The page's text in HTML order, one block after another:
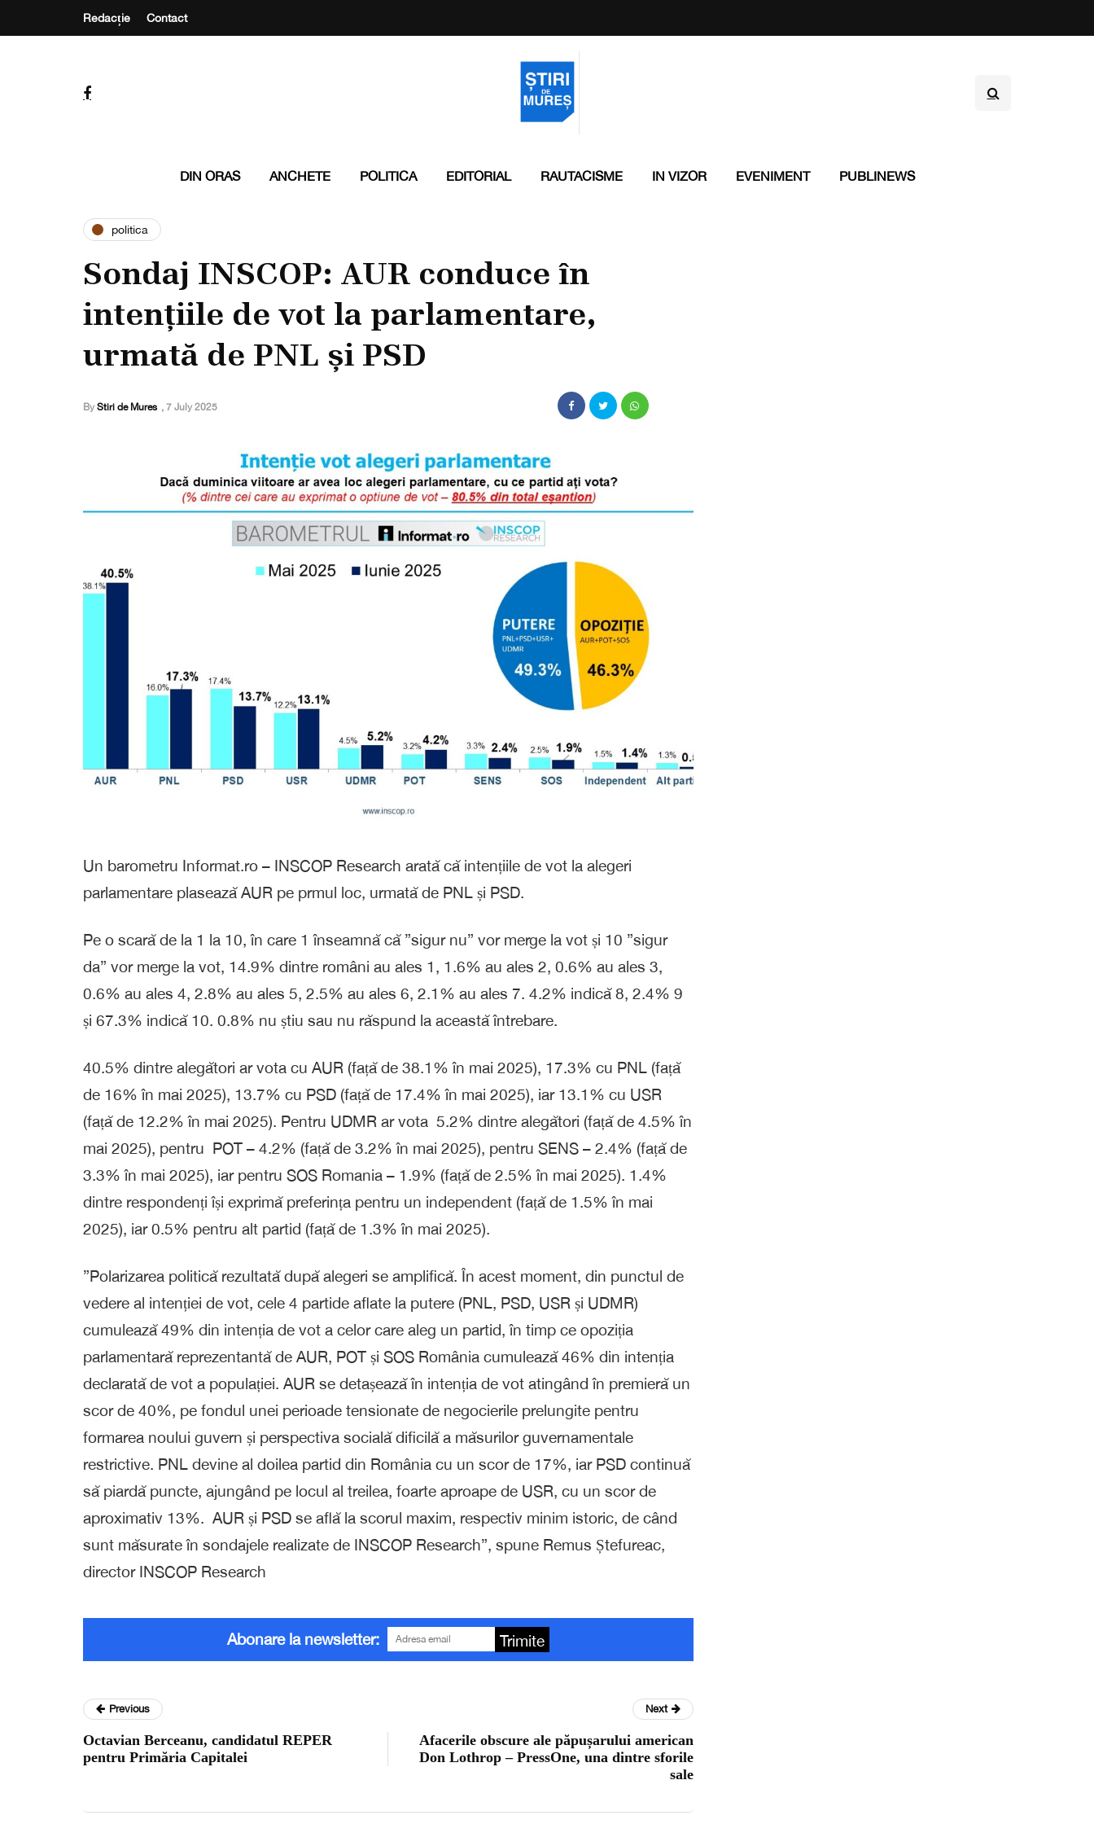
Redacție Contact
DIN ORAS ANCHETE POLITICA EDITORIAL RAUTACISME IN VIZOR EVENIMENT PUBLINEWS
politica
Sondaj INSCOP: AUR conduce în
intențiile de vot la parlamentare,
urmată de PNL și PSD
By Stiri de Mures , 7 July 2025
Un barometru Informat.ro – INSCOP Research arată că intențiile de vot la alegeri
parlamentare plasează AUR pe prmul loc, urmată de PNL și PSD.
Pe o scară de la 1 la 10, în care 1 înseamnă că ”sigur nu” vor merge la vot și 10 ”sigur
da” vor merge la vot, 14.9% dintre români au ales 1, 1.6% au ales 2, 0.6% au ales 3,
0.6% au ales 4, 2.8% au ales 5, 2.5% au ales 6, 2.1% au ales 7. 4.2% indică 8, 2.4% 9
și 67.3% indică 10. 0.8% nu știu sau nu răspund la această întrebare.
40.5% dintre alegători ar vota cu AUR (față de 38.1% în mai 2025), 17.3% cu PNL (față
de 16% în mai 2025), 13.7% cu PSD (față de 17.4% în mai 2025), iar 13.1% cu USR
(față de 12.2% în mai 2025). Pentru UDMR ar vota 5.2% dintre alegători (față de 4.5% în
mai 2025), pentru POT – 4.2% (față de 3.2% în mai 2025), pentru SENS – 2.4% (față de
3.3% în mai 2025), iar pentru SOS Romania – 1.9% (față de 2.5% în mai 2025). 1.4%
dintre respondenți își exprimă preferința pentru un independent (față de 1.5% în mai
2025), iar 0.5% pentru alt partid (față de 1.3% în mai 2025).
”Polarizarea politică rezultată după alegeri se amplifică. În acest moment, din punctul de
vedere al intenției de vot, cele 4 partide aflate la putere (PNL, PSD, USR și UDMR)
cumulează 49% din intenția de vot a celor care aleg un partid, în timp ce opoziția
parlamentară reprezentantă de AUR, POT și SOS România cumulează 46% din intenția
declarată de vot a populației. AUR se detașează în intenția de vot atingând în premieră un
scor de 40%, pe fondul unei perioade tensionate de negocierile prelungite pentru
formarea noului guvern și perspectiva socială dificilă a măsurilor guvernamentale
restrictive. PNL devine al doilea partid din România cu un scor de 17%, iar PSD continuă
să piardă puncte, ajungând pe locul al treilea, foarte aproape de USR, cu un scor de
aproximativ 13%. AUR și PSD se află la scorul maxim, respectiv minim istoric, de când
sunt măsurate în sondajele realizate de INSCOP Research”, spune Remus Ștefureac,
director INSCOP Research
Abonare la newsletter: Trimite
Previous
Octavian Berceanu, candidatul REPER
pentru Primăria Capitalei
Next
Afacerile obscure ale păpușarului american
Don Lothrop – PressOne, una dintre sforile
sale